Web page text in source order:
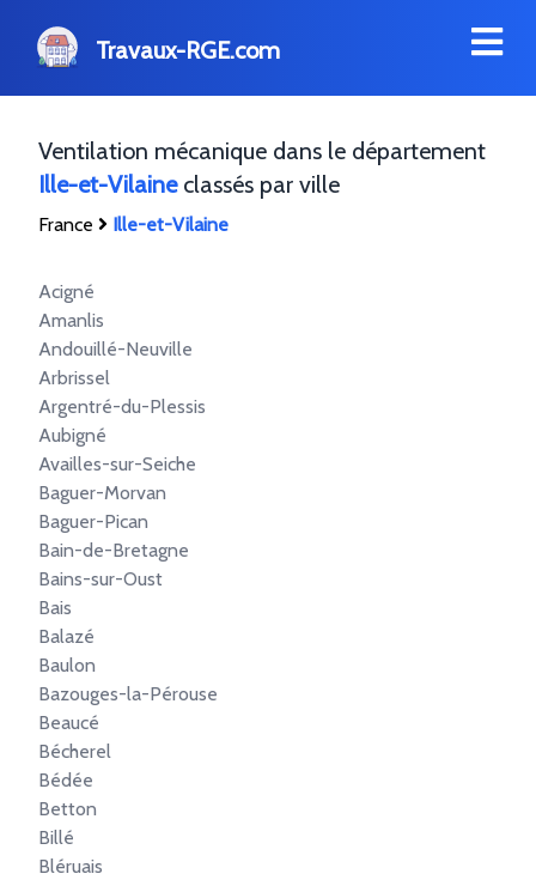
Travaux-RGE.com
Ventilation mécanique dans le département
Ille-et-Vilaineclassés par ville
France Ille-et-Vilaine
Acigné
Amanlis
Andouillé-Neuville
Arbrissel
Argentré-du-Plessis
Aubigné
Availles-sur-Seiche
Baguer-Morvan
Baguer-Pican
Bain-de-Bretagne
Bains-sur-Oust
Bais
Balazé
Baulon
Bazouges-la-Pérouse
Beaucé
Bécherel
Bédée
Betton
Billé
Bléruais